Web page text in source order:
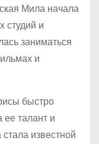
Мила начала
студий и
заниматься
и
быстро
талант и
известной